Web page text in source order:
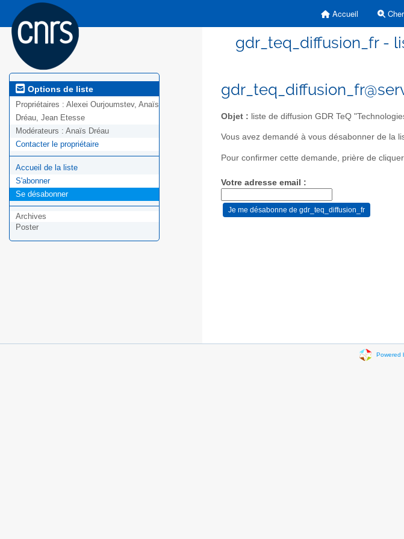
Accueil
gdr_teq_diffusion_fr -
Options de liste
Propriétaires : Alexei Ourjoumstev, Anaïs
Dréau, Jean Etesse
Modérateurs : Anaïs Dréau
Contacter le propriétaire
Accueil de la liste
S'abonner
Se désabonner
Archives
Poster
Objet : liste de diffusion GDR TeQ
Vous avez demandé à vous désabonner de la
Pour confirmer cette demande, prière de
Votre adresse email :
Powered